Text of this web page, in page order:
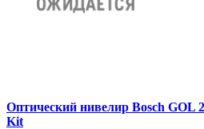
Оптический нивелир Bosch GOL
Kit